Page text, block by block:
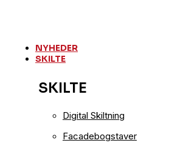
NYHEDER
SKILTE
SKILTE
Digital Skiltning
Facadebogstaver